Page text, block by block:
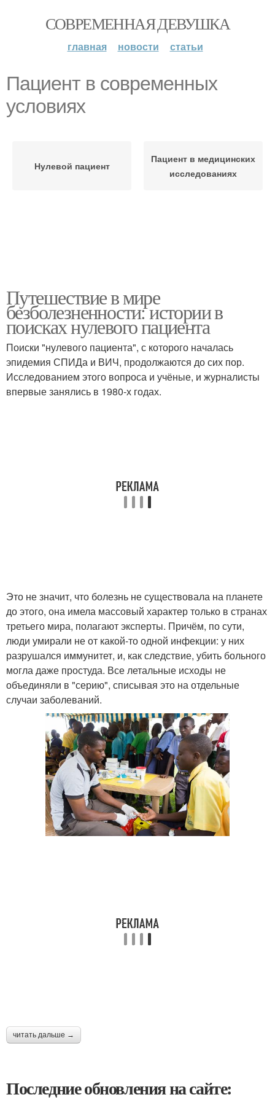
СОВРЕМЕННАЯ ДЕВУШКА
главная новости статьи
Пациент в современных
условиях
Нулевой пациент
Пациент в медицинских
исследованиях
Путешествие в мире
безболезненности: истории в
поисках нулевого пациента
Поиски "нулевого пациента", с которого началась
эпидемия СПИДа и ВИЧ, продолжаются до сих пор.
Исследованием этого вопроса и учёные, и журналисты
впервые занялись в 1980-х годах.
Это не значит, что болезнь не существовала на планете
до этого, она имела массовый характер только в странах
третьего мира, полагают эксперты. Причём, по сути,
люди умирали не от какой-то одной инфекции: у них
разрушался иммунитет, и, как следствие, убить больного
могла даже простуда. Все летальные исходы не
объединяли в "серию", списывая это на отдельные
случаи заболеваний.
читать дальше →
Последние обновления на сайте: